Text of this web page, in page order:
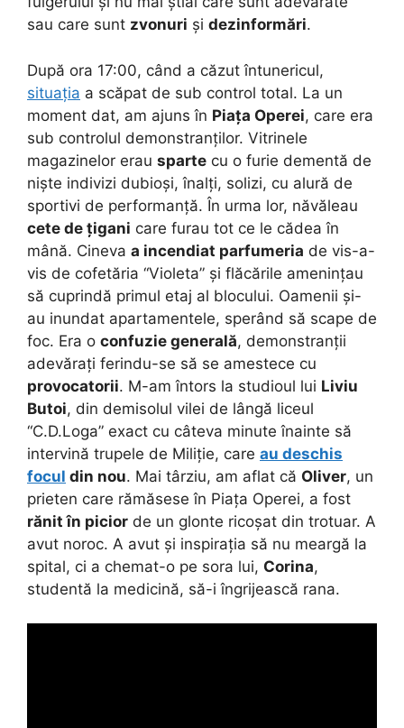
sau care sunt zvonuri și dezinformări.
După ora 17:00, când a căzut întunericul,
situația a scăpat de sub control total. La un
moment dat, am ajuns în Piața Operei, care era
sub controlul demonstranților. Vitrinele
magazinelor erau sparte cu o furie dementă de
niște indivizi dubioși, înalți, solizi, cu alură de
sportivi de performanță. În urma lor, năvăleau
cete de țigani care furau tot ce le cădea în
mână. Cineva a incendiat parfumeria de vis-a-
vis de cofetăria “Violeta” și flăcările amenințau
să cuprindă primul etaj al blocului. Oamenii și-
au inundat apartamentele, sperând să scape de
foc. Era o confuzie generală, demonstranții
adevărați ferindu-se să se amestece cu
provocatorii. M-am întors la studioul lui Liviu
Butoi, din demisolul vilei de lângă liceul
“C.D.Loga” exact cu câteva minute înainte să
intervină trupele de Miliție, care au deschis
focul din nou. Mai târziu, am aflat că Oliver, un
prieten care rămăsese în Piața Operei, a fost
rănit în picior de un glonte ricoșat din trotuar. A
avut noroc. A avut și inspirația să nu meargă la
spital, ci a chemat-o pe sora lui, Corina,
studentă la medicină, să-i îngrijească rana.